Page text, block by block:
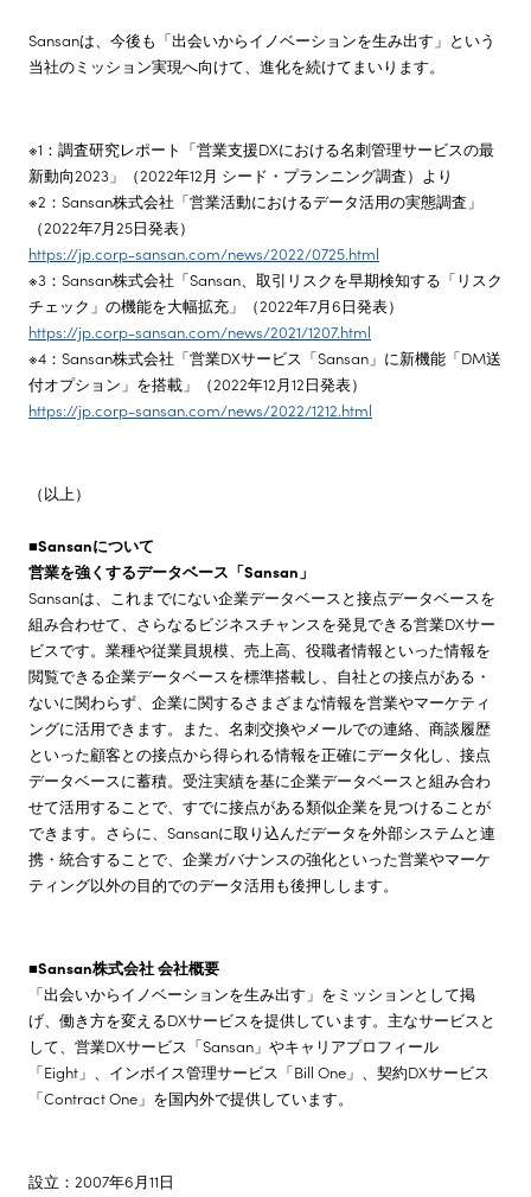
Sansanは、今後も「出会いからイノベーションを生み出す」という
当社のミッション実現へ向けて、進化を続けてまいります。
※1：調査研究レポート「営業支援DXにおける名刺管理サービスの最
新動向2023」（2022年12月 シード・プランニング調査）より
※2：Sansan株式会社「営業活動におけるデータ活用の実態調査」
（2022年7月25日発表）
https://jp.corp-sansan.com/news/2022/0725.html
※3：Sansan株式会社「Sansan、取引リスクを早期検知する「リスク
チェック」の機能を大幅拡充」（2022年7月6日発表）
https://jp.corp-sansan.com/news/2021/1207.html
※4：Sansan株式会社「営業DXサービス「Sansan」に新機能「DM送
付オプション」を搭載」（2022年12月12日発表）
https://jp.corp-sansan.com/news/2022/1212.html
（以上）
■Sansanについて
営業を強くするデータベース「Sansan」
Sansanは、これまでにない企業データベースと接点データベースを
組み合わせて、さらなるビジネスチャンスを発見できる営業DXサー
ビスです。業種や従業員規模、売上高、役職者情報といった情報を
閲覧できる企業データベースを標準搭載し、自社との接点がある・
ないに関わらず、企業に関するさまざまな情報を営業やマーケティ
ングに活用できます。また、名刺交換やメールでの連絡、商談履歴
といった顧客との接点から得られる情報を正確にデータ化し、接点
データベースに蓄積。受注実績を基に企業データベースと組み合わ
せて活用することで、すでに接点がある類似企業を見つけることが
できます。さらに、Sansanに取り込んだデータを外部システムと連
携・統合することで、企業ガバナンスの強化といった営業やマーケ
ティング以外の目的でのデータ活用も後押しします。
■Sansan株式会社 会社概要
「出会いからイノベーションを生み出す」をミッションとして掲
げ、働き方を変えるDXサービスを提供しています。主なサービスと
して、営業DXサービス「Sansan」やキャリアプロフィール
「Eight」、インボイス管理サービス「Bill One」、契約DXサービス
「Contract One」を国内外で提供しています。
設立：2007年6月11日